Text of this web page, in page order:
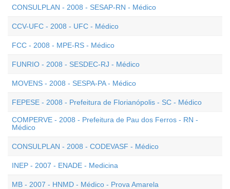
CONSULPLAN - 2008 - SESAP-RN - Médico
CCV-UFC - 2008 - UFC - Médico
FCC - 2008 - MPE-RS - Médico
FUNRIO - 2008 - SESDEC-RJ - Médico
MOVENS - 2008 - SESPA-PA - Médico
FEPESE - 2008 - Prefeitura de Florianópolis - SC - Médico
COMPERVE - 2008 - Prefeitura de Pau dos Ferros - RN -
Médico
CONSULPLAN - 2008 - CODEVASF - Médico
INEP - 2007 - ENADE - Medicina
MB - 2007 - HNMD - Médico - Prova Amarela